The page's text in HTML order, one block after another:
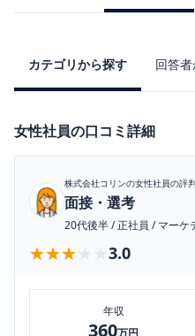
カテゴリから探す 回答
女性社員の口コミ詳細
株式会社コリンの女性社員の評
面接・選考
20代後半/正社員 /マーケ
★★★★★
★★★★★ 3.0
年収
360万円